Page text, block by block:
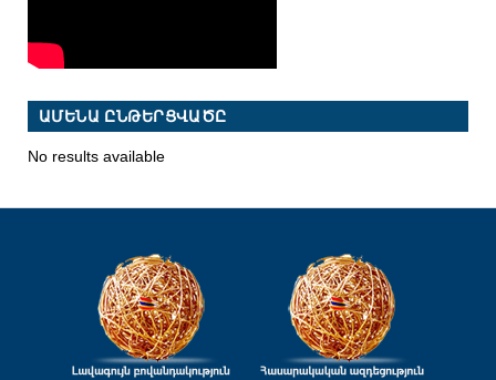
ԱՄԵՆԱ ԸՆԹԵՐՑՎԱԾԸ
No results available